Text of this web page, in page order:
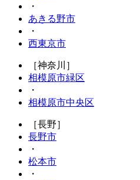
・
あきる野市
・
西東京市
［神奈川］
相模原市緑区
・
相模原市中央区
［長野］
長野市
・
松本市
・